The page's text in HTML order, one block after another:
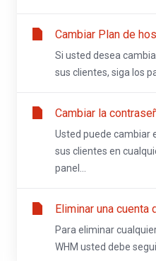
Cambiar Plan de
Si usted desea
sus clientes, siga los
Cambiar la
Usted puede cambiar
sus clientes en
panel...
Eliminar una cuenta
Para eliminar
WHM usted debe